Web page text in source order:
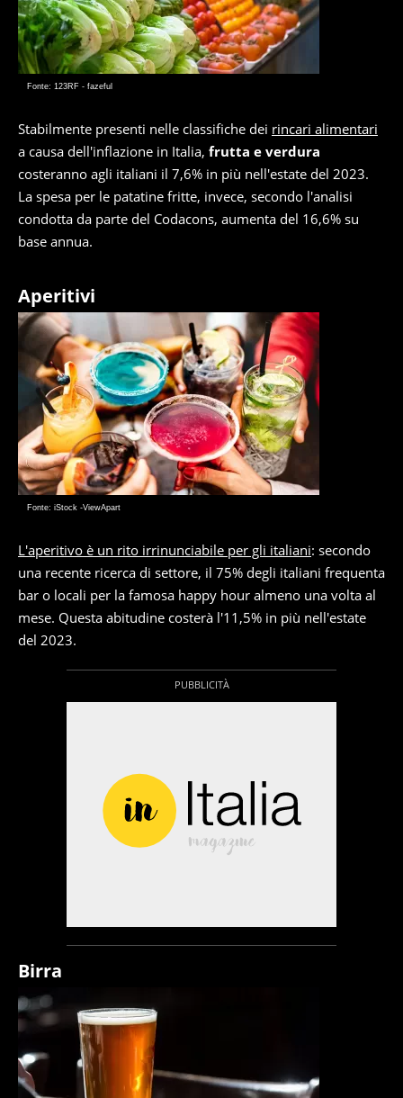
Fonte: 123RF - fazeful
Stabilmente presenti nelle classifiche dei rincari alimentari
a causa dell'inflazione in Italia, frutta e verdura
costeranno agli italiani il 7,6% in più nell'estate del 2023.
La spesa per le patatine fritte, invece, secondo l'analisi
condotta da parte del Codacons, aumenta del 16,6% su
base annua.
Aperitivi
Fonte: iStock -ViewApart
L'aperitivo è un rito irrinunciabile per gli italiani: secondo
una recente ricerca di settore, il 75% degli italiani frequenta
bar o locali per la famosa happy hour almeno una volta al
mese. Questa abitudine costerà l'11,5% in più nell'estate
del 2023.
Birra